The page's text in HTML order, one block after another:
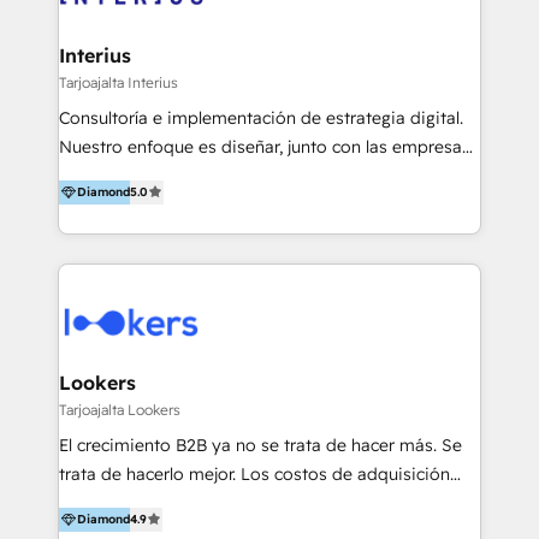
EMEA in Q1 2025.
Interius
Tarjoajalta Interius
Consultoría e implementación de estrategia digital.
Nuestro enfoque es diseñar, junto con las empresas,
la mejor forma de conectar con su mercado meta,
ayudándolas a utilizar la tecnología disponible para
hacer rentables sus procesos comerciales.
Diamond5.0
Lookers
Tarjoajalta Lookers
El crecimiento B2B ya no se trata de hacer más. Se
trata de hacerlo mejor. Los costos de adquisición
suben, el retorno no escala, y los equipos están
saturados de herramientas, procesos y presión por
Diamond4.9